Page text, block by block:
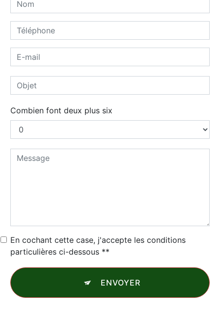
Combien font deux plus six
En cochant cette case, j'accepte les conditions
particulières ci-dessous **
ENVOYER